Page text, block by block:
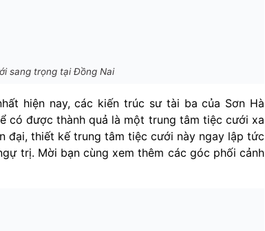
sang trọng tại Đồng Nai
hiện nay, các kiến trúc sư tài ba của Sơn Hà
có được thành quả là một trung tâm tiệc cưới xa
đại, thiết kế trung tâm tiệc cưới này ngay lập tức
trị. Mời bạn cùng xem thêm các góc phối cảnh